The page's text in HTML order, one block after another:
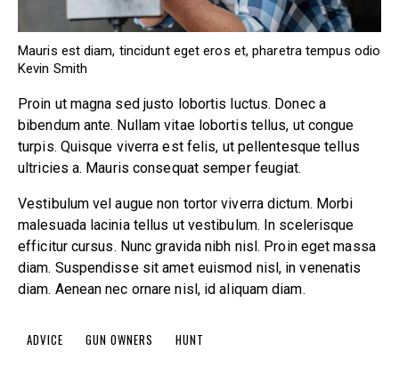
Mauris est diam, tincidunt eget eros et, pharetra tempus odio
Kevin Smith
Proin ut magna sed justo lobortis luctus. Donec a
bibendum ante. Nullam vitae lobortis tellus, ut congue
turpis. Quisque viverra est felis, ut pellentesque tellus
ultricies a. Mauris consequat semper feugiat.
Vestibulum vel augue non tortor viverra dictum. Morbi
malesuada lacinia tellus ut vestibulum. In scelerisque
efficitur cursus. Nunc gravida nibh nisl. Proin eget massa
diam. Suspendisse sit amet euismod nisl, in venenatis
diam. Aenean nec ornare nisl, id aliquam diam.
ADVICE GUN OWNERS HUNT